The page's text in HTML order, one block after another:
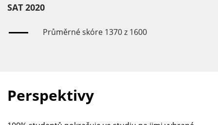
SAT 2020
Průměrné skóre 1370 z 1600
Perspektivy